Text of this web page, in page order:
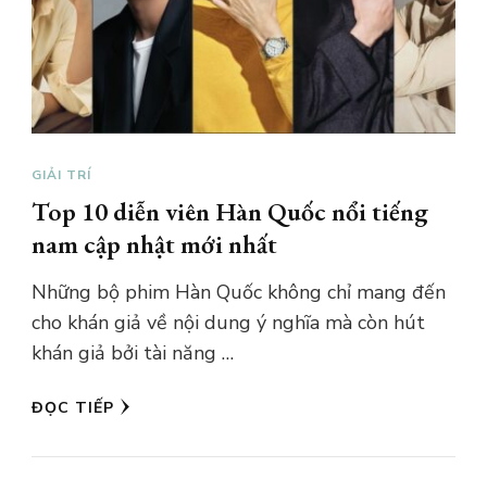
GIẢI TRÍ
Top 10 diễn viên Hàn Quốc nổi tiếng
nam cập nhật mới nhất
Những bộ phim Hàn Quốc không chỉ mang đến
cho khán giả về nội dung ý nghĩa mà còn hút
khán giả bởi tài năng …
ĐỌC TIẾP